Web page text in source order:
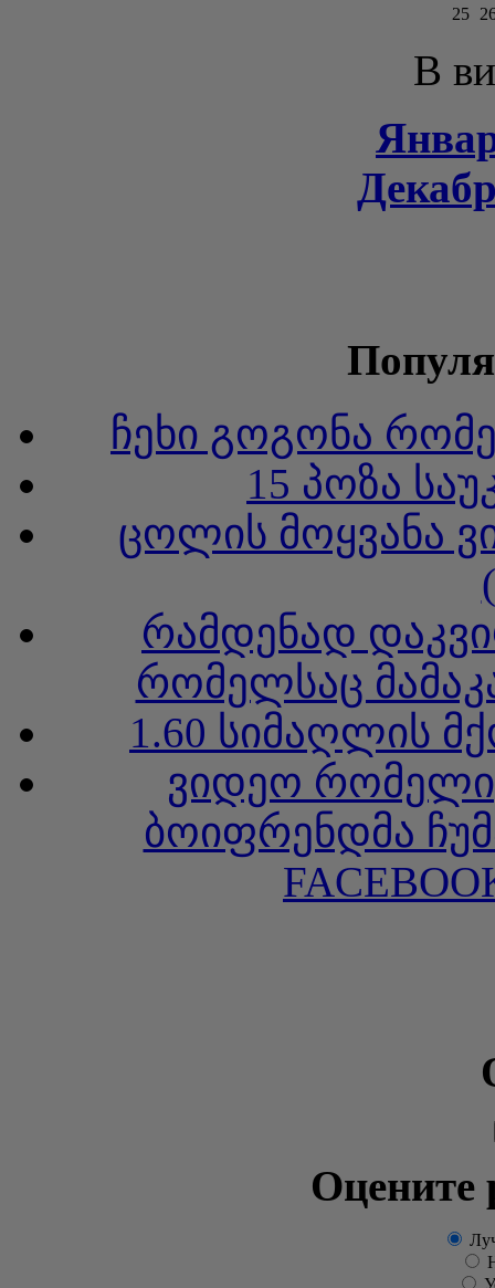
25
В
ჩეხი გოგონა
15 პოზა
ცოლის მოყვანა
რამდენად
რომელსაც
1.60 სიმაღლის
ვიდეო
ბოიფრენდმა
Оцените